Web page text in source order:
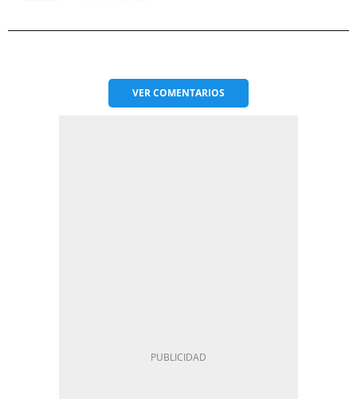
VERCOMENTARIOS